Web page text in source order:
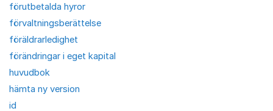
förutbetalda hyror
förvaltningsberättelse
föräldrarledighet
förändringar i eget kapital
huvudbok
hämta ny version
id